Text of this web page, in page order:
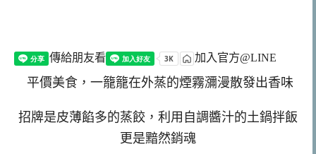
傳給朋友看 加入官方@LINE
平價美食，一籠籠在外蒸的煙霧瀰漫散發出香味
招牌是皮薄餡多的蒸餃，利用自調醬汁的土鍋拌飯
更是黯然銷魂